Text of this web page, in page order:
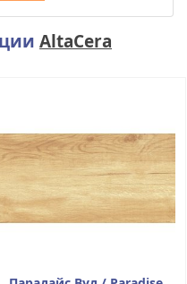
AltaCera